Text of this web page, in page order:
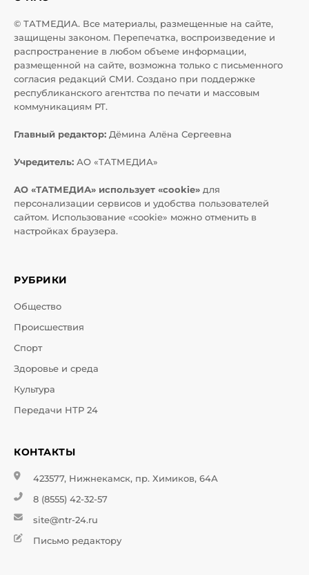
© ТАТМЕДИА. Все материалы, размещенные на сайте,
защищены законом. Перепечатка, воспроизведение и
распространение в любом объеме информации,
размещенной на сайте, возможна только с письменного
согласия редакций СМИ. Создано при поддержке
республиканского агентства по печати и массовым
коммуникациям РТ.
Главный редактор: Дёмина Алёна Сергеевна
Учредитель: АО «ТАТМЕДИА»
АО «ТАТМЕДИА» использует «cookie» для
персонализации сервисов и удобства пользователей
сайтом. Использование «cookie» можно отменить в
настройках браузера.
РУБРИКИ
Общество
Происшествия
Спорт
Здоровье и среда
Культура
Передачи НТР 24
КОНТАКТЫ
423577, Нижнекамск, пр. Химиков, 64А
8 (8555) 42-32-57
site@ntr-24.ru
Письмо редактору